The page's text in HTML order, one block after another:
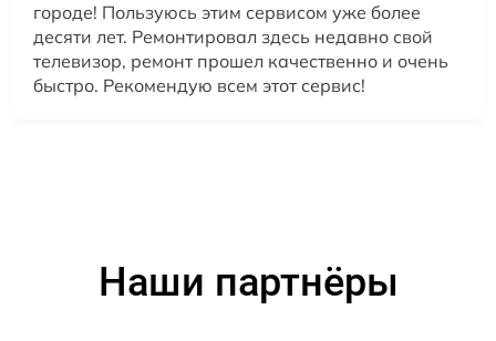
городе! Пользуюсь этим сервисом уже более
десяти лет. Ремонтировал здесь недавно свой
телевизор, ремонт прошел качественно и очень
быстро. Рекомендую всем этот сервис!
Наши партнёры